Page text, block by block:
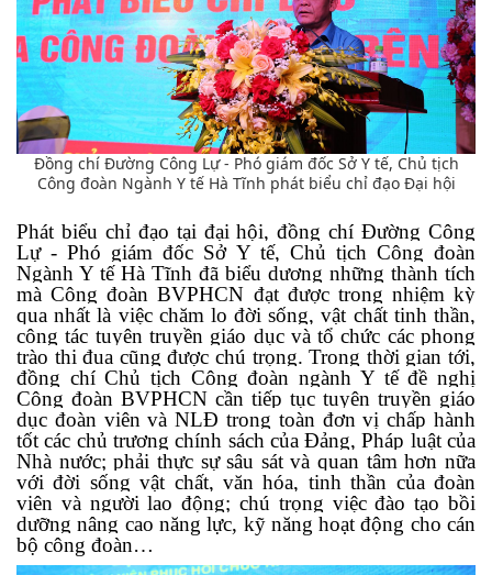
Đồng chí Đường Công Lự - Phó giám đốc Sở Y tế, Chủ tịch
Công đoàn Ngành Y tế Hà Tĩnh phát biểu chỉ đạo Đại hội
Phát biểu chỉ đạo tại đại hội, đồng chí Đường Công
Lự - Phó giám đốc Sở Y tế, Chủ tịch Công đoàn
Ngành Y tế Hà Tĩnh đã biểu dương những thành tích
mà Công đoàn BVPHCN đạt được trong nhiệm kỳ
qua nhất là việc chăm lo đời sống, vật chất tinh thần,
công tác tuyên truyền giáo dục và tổ chức các phong
trào thi đua cũng được chú trọng. Trong thời gian tới,
đồng chí Chủ tịch Công đoàn ngành Y tế đề nghị
Công đoàn BVPHCN cần tiếp tục tuyên truyền giáo
dục đoàn viên và NLĐ trong toàn đơn vị chấp hành
tốt các chủ trương chính sách của Đảng, Pháp luật của
Nhà nước; phải thực sự sâu sát và quan tâm hơn nữa
với đời sống vật chất, văn hóa, tinh thần của đoàn
viên và người lao động; chú trọng việc đào tạo bồi
dưỡng nâng cao năng lực, kỹ năng hoạt động cho cán
bộ công đoàn…